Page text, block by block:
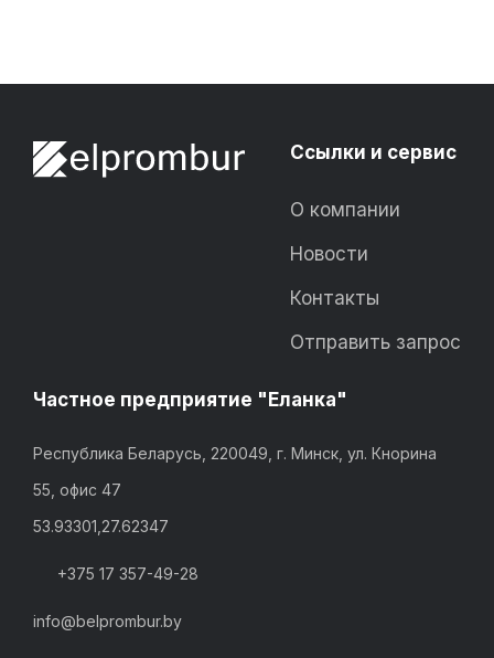
Ссылки и сервис
О компании
Новости
Контакты
Отправить запрос
Частное предприятие "Еланка"
Республика Беларусь, 220049, г. Минск, ул. Кнорина
55, офис 47
53.93301,27.62347
+375 17 357-49-28
info@belprombur.by